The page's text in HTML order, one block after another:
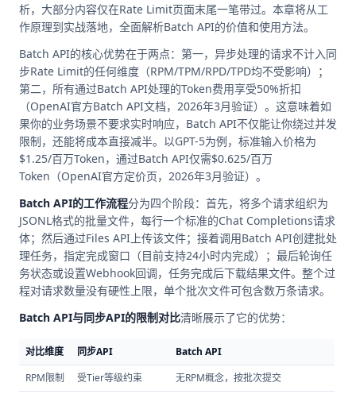
析，大部分内容仅在Rate Limit页面末尾一笔带过。本章将从工
作原理到实战落地，全面解析Batch API的价值和使用方法。
Batch API的核心优势在于两点：第一，异步处理的请求不计入同
步Rate Limit的任何维度（RPM/TPM/RPD/TPD均不受影响）；
第二，所有通过Batch API处理的Token费用享受50%折扣
（OpenAI官方Batch API文档，2026年3月验证）。这意味着如
果你的业务场景不要求实时响应，Batch API不仅能让你绕过并发
限制，还能将成本直接减半。以GPT-5为例，标准输入价格为
$1.25/百万Token，通过Batch API仅需$0.625/百万
Token（OpenAI官方定价页，2026年3月验证）。
Batch API的工作流程分为四个阶段：首先，将多个请求组织为
JSONL格式的批量文件，每行一个标准的Chat Completions请求
体；然后通过Files API上传该文件；接着调用Batch API创建批处
理任务，指定完成窗口（目前支持24小时内完成）；最后轮询任
务状态或设置Webhook回调，任务完成后下载结果文件。整个过
程对请求数量没有硬性上限，单个批次文件可包含数万条请求。
Batch API与同步API的限制对比清晰展示了它的优势：
对比维度 同步API
Batch API
RPM限制
受Tier等级约束
无RPM概念，按批次提交